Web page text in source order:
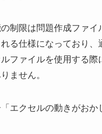
制限は問題作成ファイ
る仕様になっており、
ファイルを使用する際
ません。
エクセルの動きがおか